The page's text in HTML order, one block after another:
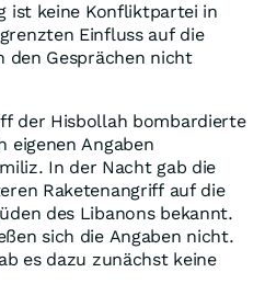
ist keine Konfliktpartei in
Einfluss auf die
den Gesprächen nicht
der Hisbollah bombardierte
eigenen Angaben
In der Nacht gab die
Raketenangriff auf die
des Libanons bekannt.
sich die Angaben nicht.
es dazu zunächst keine